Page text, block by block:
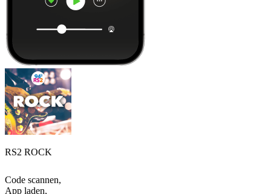
RS2 ROCK
Code scannen,
App laden,